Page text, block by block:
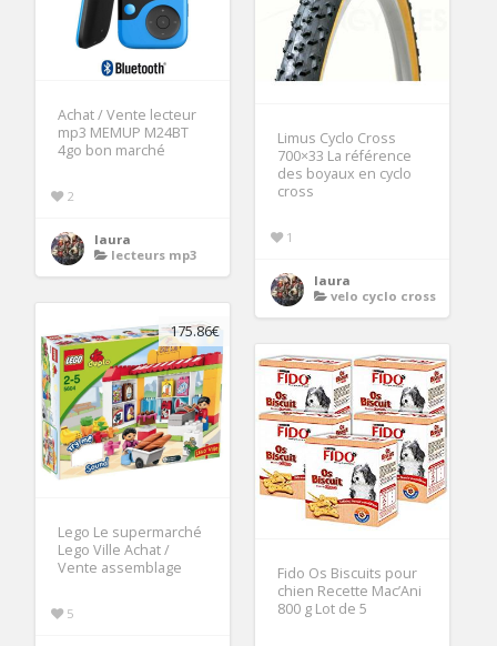
Achat / Vente lecteur
mp3 MEMUP M24BT
4go bon marché
2
laura
lecteurs mp3
Limus Cyclo Cross
700×33 La référence
des boyaux en cyclo
cross
1
laura
velo cyclo cross
175.86€
Lego Le supermarché
Lego Ville Achat /
Vente assemblage
5
Fido Os Biscuits pour
chien Recette Mac’Ani
800 g Lot de 5